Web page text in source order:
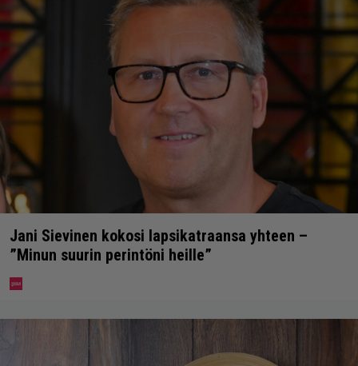
Jani Sievinen kokosi lapsikatraansa yhteen –
”Minun suurin perintöni heille”